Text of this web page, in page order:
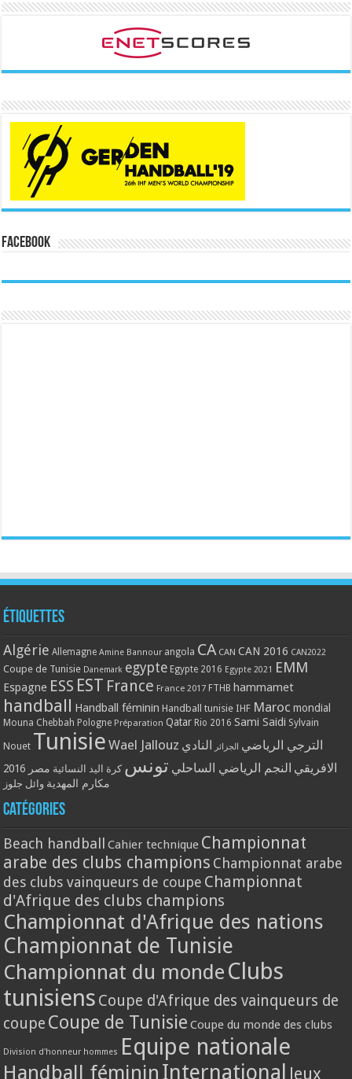
Facebook
Étiquettes
Algérie Allemagne Amine Bannour angola CA CAN CAN 2016 CAN2022
Coupe de Tunisie Danemark egypte Egypte 2016 Egypte 2021 EMM
Espagne ESS EST France France 2017 FTHB hammamet
handball Handball féminin Handball tunisie IHF Maroc mondial
Mouna Chebbah Pologne Préparation Qatar Rio 2016 Sami Saidi Sylvain
Nouet Tunisie Wael Jallouz الترجي الرياضي الجزائر
النادي
الافريقي النجم الرياضي الساحلي تونس كرة اليد النسائية مصر 2016
مكارم المهدية وائل جلوز
Catégories
Beach handball Cahier technique Championnat
arabe des clubs champions Championnat arabe
des clubs vainqueurs de coupe Championnat
d'Afrique des clubs champions
Championnat d'Afrique des nations
Championnat de Tunisie
Championnat du monde Clubs
tunisiens Coupe d'Afrique des vainqueurs de
coupe Coupe de Tunisie Coupe du monde des clubs
Division d'honneur hommes Equipe nationale
Handball féminin International Jeux